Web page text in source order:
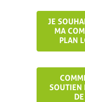
JE
MA
PLAN